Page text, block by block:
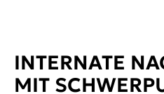
INTERNATE
MIT